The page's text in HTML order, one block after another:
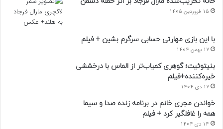
15 فروردین 1405
با این بازی مهارتی حسابی سرگرم بشین + فیلم
17 بهمن 1404
بنیتوئیت؛ گوهری کمیاب‌تر از الماس با درخششی
خیره‌کننده+فیلم
17 دی 1404
خواندن مجری خانم در برنامه زنده صدا و سیما
همه را غافلگیر کرد + فیلم
14 دی 1404